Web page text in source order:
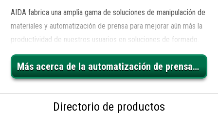
AIDA fabrica una amplia gama de soluciones de manipulación de
materiales y automatización de prensa para mejorar aún más la
productividad de nuestros usuarios en soluciones de formado.
Se dispone de automatización de prensa de primera línea, en
prensa y prensado a prensado, así como de final de línea. AIDA
ofrece paquetes completos llave en mano para cumplir con los
requisitos de nuestros socios comerciales.
Más acerca de la automatización de prensa de AIDA
Directorio de productos